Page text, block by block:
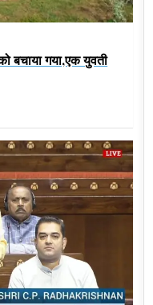
बचाया गया,एक युवती